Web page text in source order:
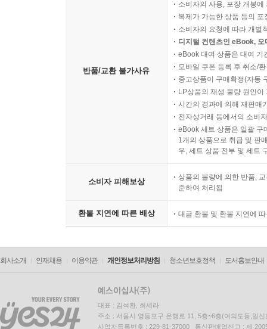
반품/교환 불가사유
소비자의 사용, 포장 개봉
복제가 가능한 상품 등의
소비자의 요청에 따라 개별
디지털 컨텐츠인 eBook,
eBook 대여 상품은 대여 기
모바일 쿠폰 등록 후 취소/
중고상품이 구매확정(자동
LP상품의 재생 불량 원인
시간의 경과에 의해 재판매
전자상거래 등에서의 소비
eBook 세트 상품은 일괄 구
1개의 상품으로 취급 및 판
우, 세트 상품 전부 및 세트
소비자 피해보상
상품의 불량에 의한 반품,
준하여 처리됨
환불 지연에 따른 배상 대금 환불 및 환불 지연에
회사소개 인재채용 이용약관 개인정보처리방침 청소년보호정책 도서홍보안내
대표 : 김석환, 최세라
주소 : 서울시 영등포구 은행로 11, 5층~6층(여의도동,일신
사업자등록번호 : 229-81-37000 통신판매업신고 : 제